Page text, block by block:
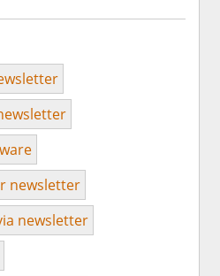
newsletter
newsletter